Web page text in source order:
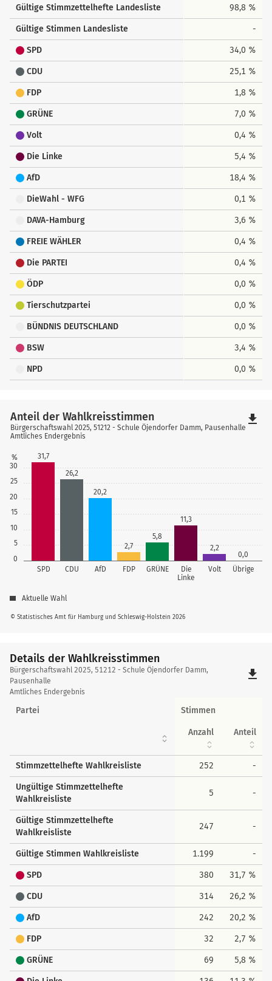
Gültige Stimmzettelhefte Landesliste 98,8 %
Gültige Stimmen Landesliste -
SPD 34,0 %
CDU 25,1 %
FDP 1,8 %
GRÜNE 7,0 %
Volt 0,4 %
Die Linke 5,4 %
AfD 18,4 %
DieWahl - WFG 0,1 %
DAVA-Hamburg 3,6 %
FREIE WÄHLER 0,4 %
Die PARTEI 0,4 %
ÖDP 0,0 %
Tierschutzpartei 0,0 %
BÜNDNIS DEUTSCHLAND 0,0 %
BSW 3,4 %
NPD 0,0 %
0
5
10
15
20
25
30
%
SPD CDU AfD FDP GRÜNE
Die
Linke
Volt Übrige
31,7
26,2
20,2
2,7
5,8
11,3
2,2
0,0
© Statistisches Amt für Hamburg und Schleswig-Holstein 2026
Anteil der Wahlkreisstimmen
Bürgerschaftswahl 2025, 51212 - Schule Öjendorfer Damm, Pausenhalle
Amtliches Endergebnis
Aktuelle Wahl
file_download
Details der Wahlkreisstimmen
Details
der
Wahlkreisstimmen
Bürgerschaftswahl 2025, 51212 - Schule Öjendorfer Damm,
Pausenhalle
Amtliches Endergebnis
file_download
Partei Stimmen
Anzahl Anteil
Stimmzettelhefte Wahlkreisliste 252 -
Ungültige Stimmzettelhefte
Wahlkreisliste
5 -
Gültige Stimmzettelhefte
Wahlkreisliste
247 -
Gültige Stimmen Wahlkreisliste 1.199 -
SPD 380 31,7 %
CDU 314 26,2 %
AfD 242 20,2 %
FDP 32 2,7 %
GRÜNE 69 5,8 %